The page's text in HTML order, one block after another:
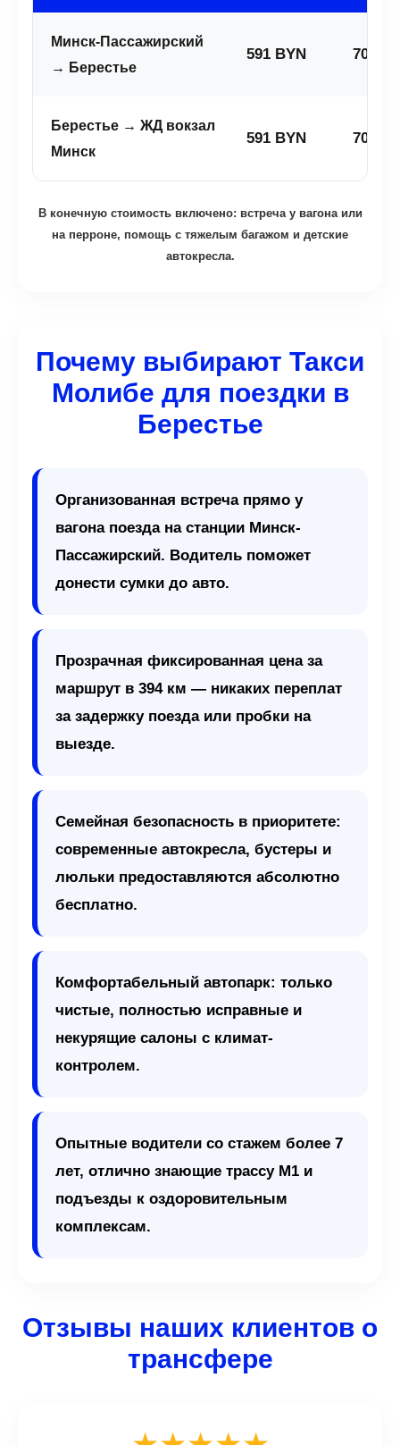
Минск-Пассажирский
→ Берестье
591 BYN 709.2
Берестье → ЖД вокзал
Минск
591 BYN 709.2
В конечную стоимость включено: встреча у вагона или
на перроне, помощь с тяжелым багажом и детские
автокресла.
Почему выбирают Такси
Молибе для поездки в
Берестье
Организованная встреча прямо у
вагона поезда на станции Минск-
Пассажирский. Водитель поможет
донести сумки до авто.
Прозрачная фиксированная цена за
маршрут в 394 км — никаких переплат
за задержку поезда или пробки на
выезде.
Семейная безопасность в приоритете:
современные автокресла, бустеры и
люльки предоставляются абсолютно
бесплатно.
Комфортабельный автопарк: только
чистые, полностью исправные и
некурящие салоны с климат-
контролем.
Опытные водители со стажем более 7
лет, отлично знающие трассу М1 и
подъезды к оздоровительным
комплексам.
Отзывы наших клиентов о
трансфере